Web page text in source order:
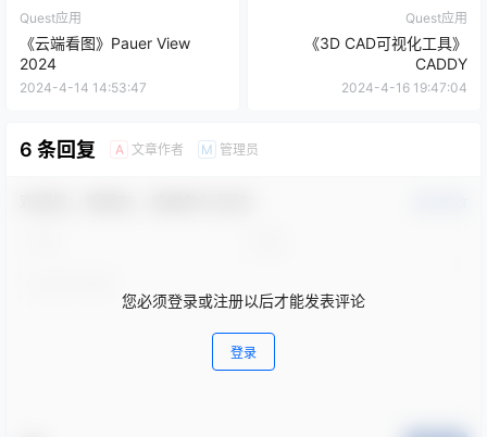
Quest应用
《云端看图》Pauer View
2024
2024-4-14 14:53:47
Quest应用
《3D CAD可视化工具》
CADDY
2024-4-16 19:47:04
6 条回复 A 文章作者 M 管理员
您必须登录或注册以后才能发表评论
登录